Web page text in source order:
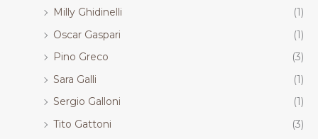
Milly Ghidinelli
(1)
Oscar Gaspari
(1)
Pino Greco
(3)
Sara Galli
(1)
Sergio Galloni
(1)
Tito Gattoni
(3)